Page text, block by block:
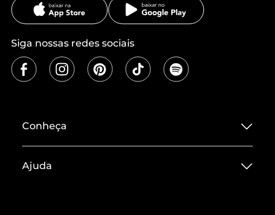
Siga nossas redes sociais
Conheça
Termos de Uso
Ajuda